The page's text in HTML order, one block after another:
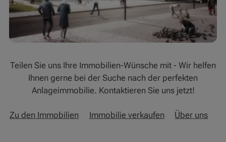
Teilen Sie uns Ihre Immobilien-Wünsche mit - Wir helfen
Ihnen gerne bei der Suche nach der perfekten
Anlageimmobilie. Kontaktieren Sie uns jetzt!
Zu den Immobilien Immobilie verkaufen Über uns